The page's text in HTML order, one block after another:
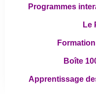
Programmes
Le
Boîte
Apprentissage